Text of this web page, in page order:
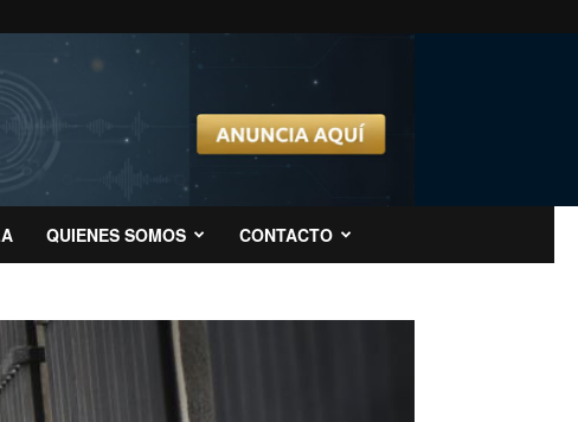
QUIENES SOMOS CONTACTO